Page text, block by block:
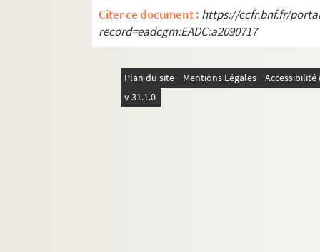
Citer ce document : https://ccfr.bnf.fr/
record=eadcgm:EADC:a2090717
Plan du site Mentions Légales
v 31.1.0